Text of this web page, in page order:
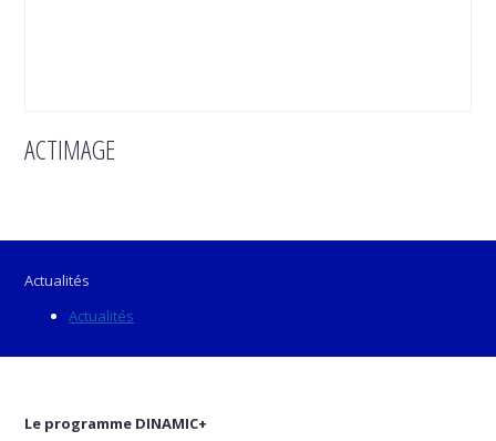
ACTIMAGE
Actualités
Actualités
Le programme DINAMIC+